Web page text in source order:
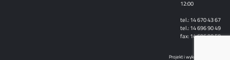
12:00
tel.: 14 670 43 67
tel.: 14 696 90 49
fax: 14 696 90 50
Projekt i wykonanie